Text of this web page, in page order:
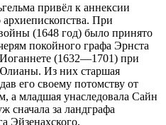
привёл к аннексии
При
(1648 год) было принято
покойного графа Эрнста
(1632—1701) при
Из них старшая
его своему потомству от
а младшая унаследовала Сайн
сначала за ландграфа
Эйзенахского.